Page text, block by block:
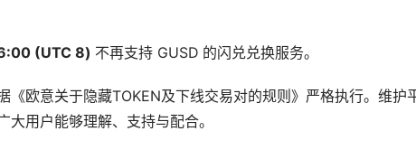
(UTC 8) 不再支持 GUSD 的闪兑兑换服务。
《欧意关于隐藏TOKEN及下线交易对的规则》严格执行。维护
用户能够理解、支持与配合。